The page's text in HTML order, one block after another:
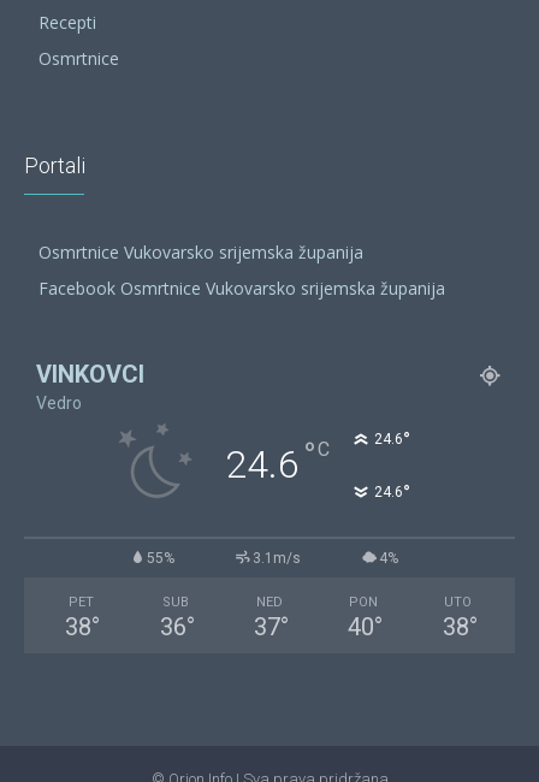
Recepti
Osmrtnice
Portali
Osmrtnice Vukovarsko srijemska županija
Facebook Osmrtnice Vukovarsko srijemska županija
VINKOVCI
Vedro
24.6 °C 24.6°
24.6°
55% 3.1m/s 4%
PET
38°
SUB
36°
NED
37°
PON
40°
UTO
38°